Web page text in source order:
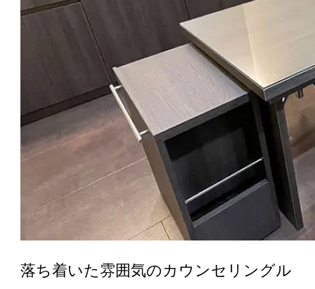
落ち着いた雰囲気のカウンセリングル